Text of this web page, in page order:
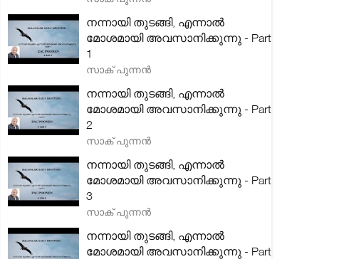
നന്നായി തുടങ്ങി, എന്നാൽ
മോശമായി അവസാനിക്കുന്നു - Part
1
സാക് പുന്നൻ
നന്നായി തുടങ്ങി, എന്നാൽ
മോശമായി അവസാനിക്കുന്നു - Part
2
സാക് പുന്നൻ
നന്നായി തുടങ്ങി, എന്നാൽ
മോശമായി അവസാനിക്കുന്നു - Part
3
സാക് പുന്നൻ
നന്നായി തുടങ്ങി, എന്നാൽ
മോശമായി അവസാനിക്കുന്നു - Part